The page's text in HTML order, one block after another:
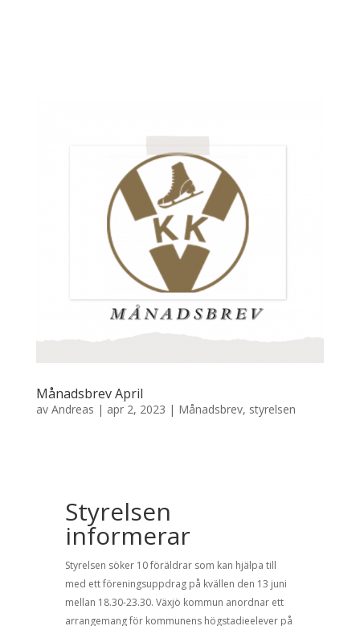
Månadsbrev April
av Andreas | apr 2, 2023 | Månadsbrev, styrelsen
Styrelsen
informerar
Styrelsen söker 10 föräldrar som kan hjälpa till
med ett föreningsuppdrag på kvällen den 13 juni
mellan 18.30-23.30. Växjö kommun anordnar ett
arrangemang för kommunens högstadieelever på